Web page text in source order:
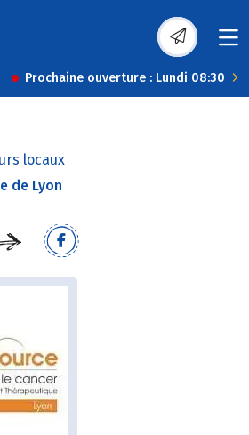
Prochaine ouverture : Lundi 08:30
locaux
de Lyon